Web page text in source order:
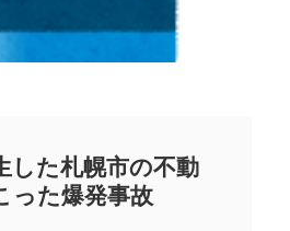
した札幌市の不動
った爆発事故